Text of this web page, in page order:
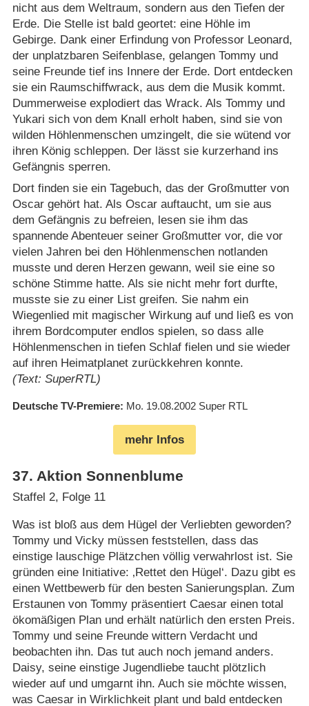
nicht aus dem Weltraum, sondern aus den Tiefen der
Erde. Die Stelle ist bald geortet: eine Höhle im
Gebirge. Dank einer Erfindung von Professor Leonard,
der unplatzbaren Seifenblase, gelangen Tommy und
seine Freunde tief ins Innere der Erde. Dort entdecken
sie ein Raumschiffwrack, aus dem die Musik kommt.
Dummerweise explodiert das Wrack. Als Tommy und
Yukari sich von dem Knall erholt haben, sind sie von
wilden Höhlenmenschen umzingelt, die sie wütend vor
ihren König schleppen. Der lässt sie kurzerhand ins
Gefängnis sperren.
Dort finden sie ein Tagebuch, das der Großmutter von
Oscar gehört hat. Als Oscar auftaucht, um sie aus
dem Gefängnis zu befreien, lesen sie ihm das
spannende Abenteuer seiner Großmutter vor, die vor
vielen Jahren bei den Höhlenmenschen notlanden
musste und deren Herzen gewann, weil sie eine so
schöne Stimme hatte. Als sie nicht mehr fort durfte,
musste sie zu einer List greifen. Sie nahm ein
Wiegenlied mit magischer Wirkung auf und ließ es von
ihrem Bordcomputer endlos spielen, so dass alle
Höhlenmenschen in tiefen Schlaf fielen und sie wieder
auf ihren Heimatplanet zurückkehren konnte.
(Text: SuperRTL)
Deutsche TV-Premiere Mo. 19.08.2002 Super RTL
mehr Infos
37. Aktion Sonnenblume
Staffel 2, Folge 11
Was ist bloß aus dem Hügel der Verliebten geworden?
Tommy und Vicky müssen feststellen, dass das
einstige lauschige Plätzchen völlig verwahrlost ist. Sie
gründen eine Initiative: ‚Rettet den Hügel‘. Dazu gibt es
einen Wettbewerb für den besten Sanierungsplan. Zum
Erstaunen von Tommy präsentiert Caesar einen total
ökomäßigen Plan und erhält natürlich den ersten Preis.
Tommy und seine Freunde wittern Verdacht und
beobachten ihn. Das tut auch noch jemand anders.
Daisy, seine einstige Jugendliebe taucht plötzlich
wieder auf und umgarnt ihn. Auch sie möchte wissen,
was Caesar in Wirklichkeit plant und bald entdecken